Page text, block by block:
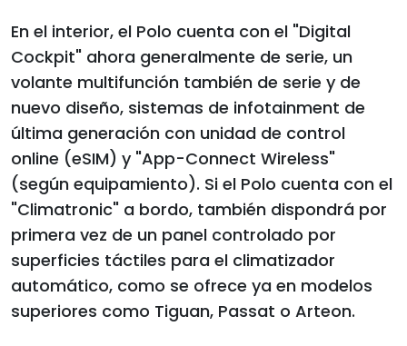
En el interior, el Polo cuenta con el "Digital
Cockpit" ahora generalmente de serie, un
volante multifunción también de serie y de
nuevo diseño, sistemas de infotainment de
última generación con unidad de control
online (eSIM) y "App-Connect Wireless"
(según equipamiento). Si el Polo cuenta con el
"Climatronic" a bordo, también dispondrá por
primera vez de un panel controlado por
superficies táctiles para el climatizador
automático, como se ofrece ya en modelos
superiores como Tiguan, Passat o Arteon.